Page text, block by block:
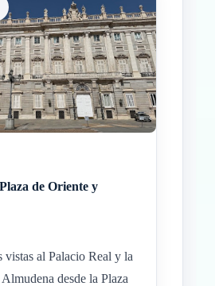
de Oriente y
vistas al Palacio Real y la
desde la Plaza